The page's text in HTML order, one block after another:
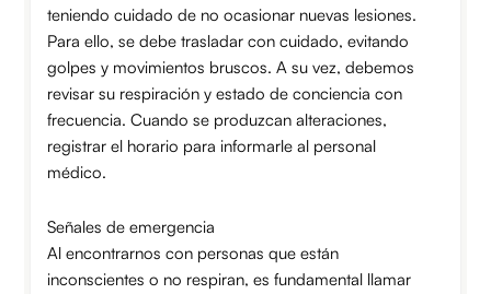
teniendo cuidado de no ocasionar nuevas lesiones.
Para ello, se debe trasladar con cuidado, evitando
golpes y movimientos bruscos. A su vez, debemos
revisar su respiración y estado de conciencia con
frecuencia. Cuando se produzcan alteraciones,
registrar el horario para informarle al personal
médico.
Señales de emergencia
Al encontrarnos con personas que están
inconscientes o no respiran, es fundamental llamar